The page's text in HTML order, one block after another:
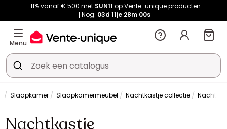
-11% vanaf € 500 met SUN11 op Vente-unique producten
Nog: 03d 11je 28m 00s
Menu
Slaapkamer Slaapkamermeubel Nachtkastje collectie
Nachtkastje